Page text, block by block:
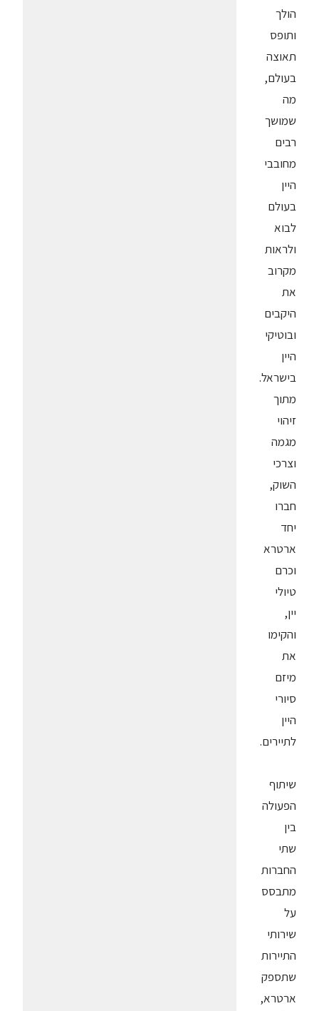
הולך
ותופס
תאוצה
בעולם,
מה
שמושך
רבים
מחובבי
היין
בעולם
לבוא
ולראות
מקרוב
את
היקבים
ובוטיקי
היין
בישראל.
מתוך
זיהוי
מגמה
וצרכי
השוק,
חברו
יחד
ארטרא
וכרם
טיולי
יין,
והקימו
את
מיזם
סיורי
היין
לתיירים.
שיתוף
הפעולה
בין
שתי
החברות
מתבסס
על
שירותי
התיירות
שתספק
ארטרא,